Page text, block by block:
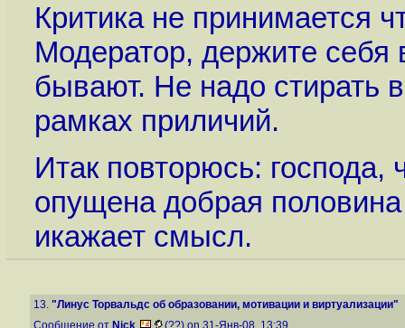
Критика не принимается
Модератор, держите себя
бывают. Не надо стирать
рамках приличий.
Итак повторюсь: господа,
опущена добрая
икажает смысл.
13. "Линус Торвальдс об образовании, мотивации и виртуализации"
Сообщение от Nick (??) on 31-Янв-08, 13:39